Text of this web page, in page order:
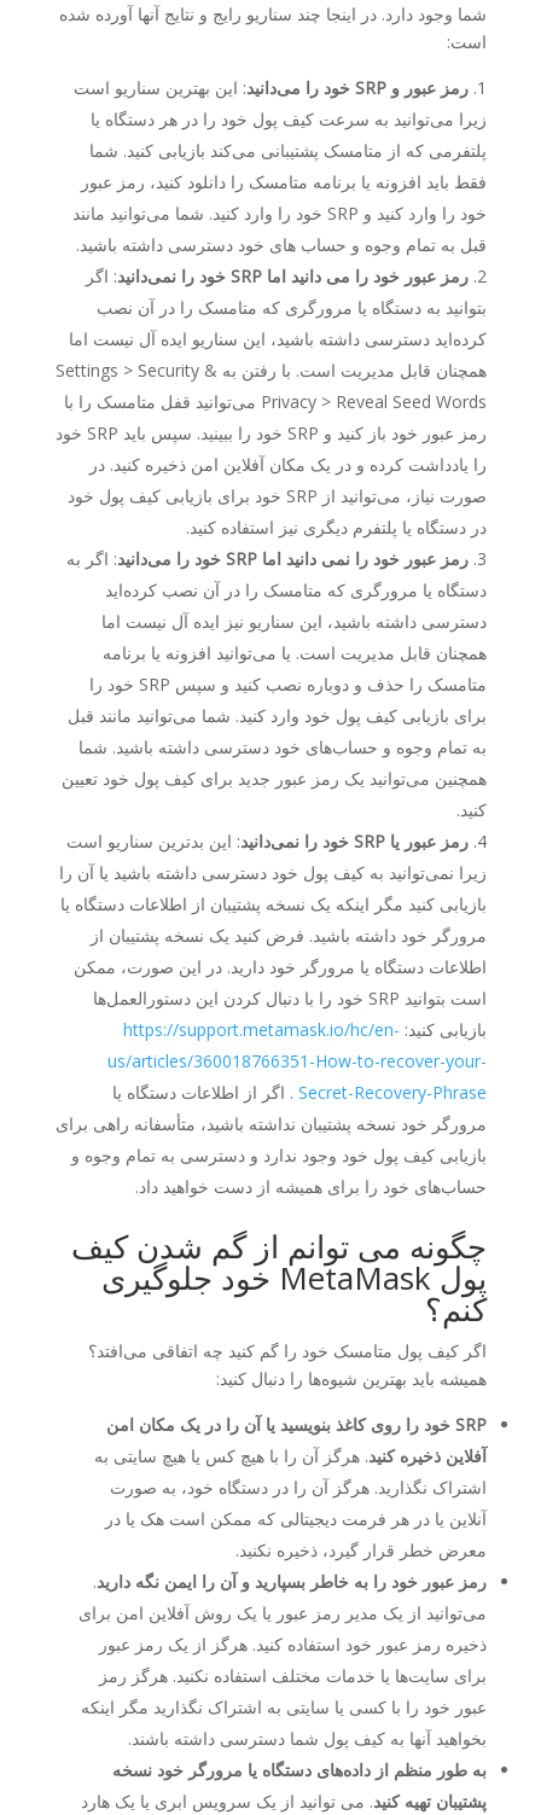
شما وجود دارد. در اینجا چند سناریو رایج و نتایج آنها آورده شده
است:
رمز عبور و SRP خود را می‌دانید
: این بهترین سناریو است
زیرا می‌توانید به سرعت کیف پول خود را در هر دستگاه یا
پلتفرمی که از متامسک پشتیبانی می‌کند بازیابی کنید. شما
فقط باید افزونه یا برنامه متامسک را دانلود کنید، رمز عبور
خود را وارد کنید و SRP خود را وارد کنید. شما می‌توانید مانند
قبل به تمام وجوه و حساب های خود دسترسی داشته باشید.
رمز عبور خود را می دانید اما SRP خود را نمی‌دانید
: اگر
بتوانید به دستگاه یا مرورگری که متامسک را در آن نصب
کرده‌اید دسترسی داشته باشید، این سناریو ایده آل نیست اما
همچنان قابل مدیریت است. با رفتن به Settings > Security &
Privacy > Reveal Seed Words می‌توانید قفل متامسک را با
رمز عبور خود باز کنید و SRP خود را ببینید. سپس باید SRP خود
را یادداشت کرده و در یک مکان آفلاین امن ذخیره کنید. در
صورت نیاز، می‌توانید از SRP خود برای بازیابی کیف پول خود
در دستگاه یا پلتفرم دیگری نیز استفاده کنید.
رمز عبور خود را نمی دانید اما SRP خود را می‌دانید
: اگر به
دستگاه یا مرورگری که متامسک را در آن نصب کرده‌اید
دسترسی داشته باشید، این سناریو نیز ایده آل نیست اما
همچنان قابل مدیریت است. یا می‌توانید افزونه یا برنامه
متامسک را حذف و دوباره نصب کنید و سپس SRP خود را
برای بازیابی کیف پول خود وارد کنید. شما می‌توانید مانند قبل
به تمام وجوه و حساب‌های خود دسترسی داشته باشید. شما
همچنین می‌توانید یک رمز عبور جدید برای کیف پول خود تعیین
کنید.
رمز عبور یا SRP خود را نمی‌دانید
: این بدترین سناریو است
زیرا نمی‌توانید به کیف پول خود دسترسی داشته باشید یا آن را
بازیابی کنید مگر اینکه یک نسخه پشتیبان از اطلاعات دستگاه یا
مرورگر خود داشته باشید. فرض کنید یک نسخه پشتیبان از
اطلاعات دستگاه یا مرورگر خود دارید. در این صورت، ممکن
است بتوانید SRP خود را با دنبال کردن این دستورالعمل‌ها
بازیابی کنید: https://support.metamask.io/hc/en-
us/articles/360018766351-How-to-recover-your-
Secret-Recovery-Phrase . اگر از اطلاعات دستگاه یا
مرورگر خود نسخه پشتیبان نداشته باشید، متأسفانه راهی برای
بازیابی کیف پول خود وجود ندارد و دسترسی به تمام وجوه و
حساب‌های خود را برای همیشه از دست خواهید داد.
چگونه می توانم از گم شدن کیف
پول MetaMask خود جلوگیری
کنم؟
اگر کیف پول متامسک خود را گم کنید چه اتفاقی می‌افتد؟
همیشه باید بهترین شیوه‌ها را دنبال کنید:
SRP خود را روی کاغذ بنویسید یا آن را در یک مکان امن
آفلاین ذخیره کنید. هرگز آن را با هیچ کس یا هیچ سایتی به
اشتراک نگذارید. هرگز آن را در دستگاه خود، به صورت
آنلاین یا در هر فرمت دیجیتالی که ممکن است هک یا در
معرض خطر قرار گیرد، ذخیره نکنید.
رمز عبور خود را به خاطر بسپارید و آن را ایمن نگه دارید.
می‌توانید از یک مدیر رمز عبور یا یک روش آفلاین امن برای
ذخیره رمز عبور خود استفاده کنید. هرگز از یک رمز عبور
برای سایت‌ها یا خدمات مختلف استفاده نکنید. هرگز رمز
عبور خود را با کسی یا سایتی به اشتراک نگذارید مگر اینکه
بخواهید آنها به کیف پول شما دسترسی داشته باشند.
به طور منظم از داده‌های دستگاه یا مرورگر خود نسخه
پشتیبان تهیه کنید. می توانید از یک سرویس ابری یا یک هارد